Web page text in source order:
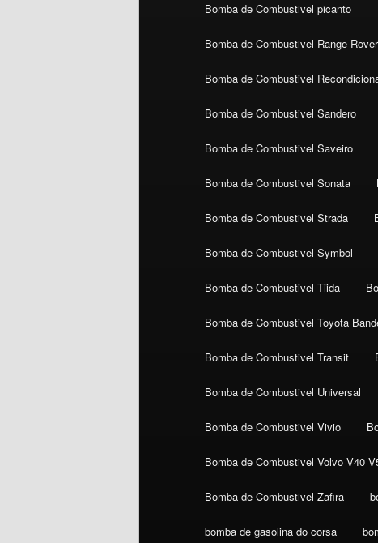
Bomba de Combustivel picanto
Bomba de Combustivel Range
Bomba de Combustivel
Bomba de Combustivel Sandero
Bomba de Combustivel Saveiro
Bomba de Combustivel Sonata
Bomba de Combustivel Strada
Bomba de Combustivel Symbol
Bomba de Combustivel Tiida
Bomba de Combustivel Toyota
Bomba de Combustivel Transit
Bomba de Combustivel Universal
Bomba de Combustivel Vivio
Bomba de Combustivel Volvo V40
Bomba de Combustivel Zafira
bomba de gasolina do corsa